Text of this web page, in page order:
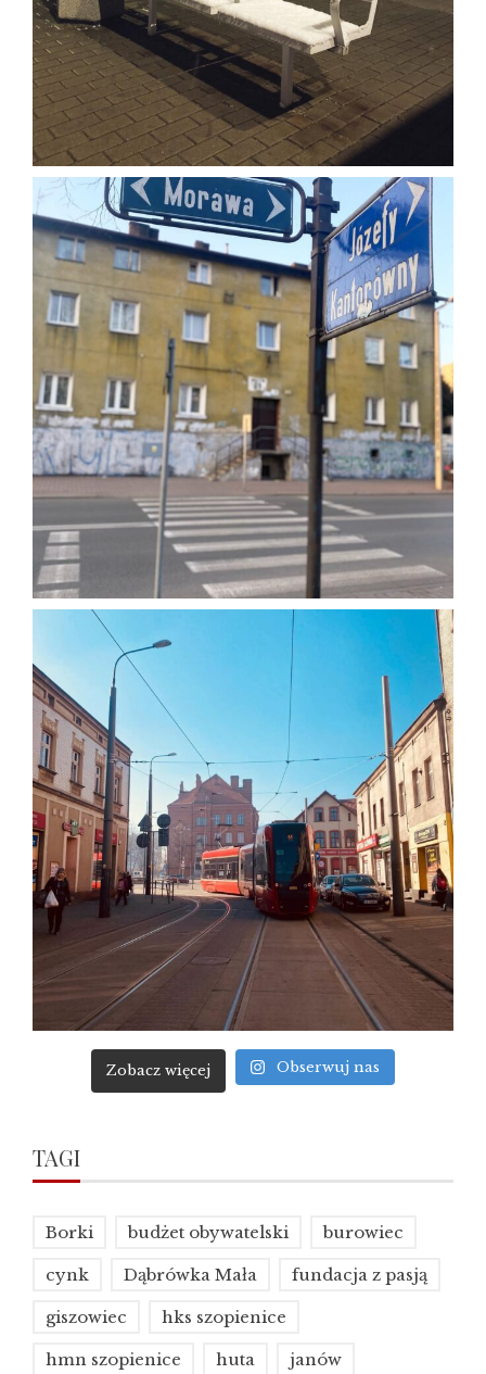
Zobacz więcej Obserwuj nas
TAGI
Borki budżet obywatelski burowiec
cynk Dąbrówka Mała fundacja z pasją
giszowiec hks szopienice
hmn szopienice huta janów